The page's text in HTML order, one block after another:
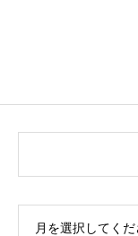
月を選択してく